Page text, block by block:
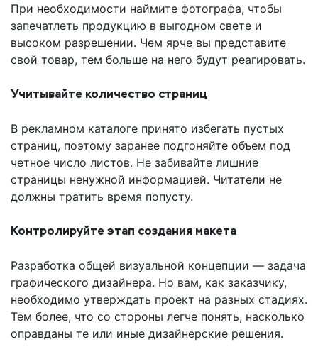
При необходимости наймите фотографа, чтобы
запечатлеть продукцию в выгодном свете и
высоком разрешении. Чем ярче вы представите
свой товар, тем больше на него будут реагировать.
Учитывайте количество страниц
В рекламном каталоге принято избегать пустых
страниц, поэтому заранее подгоняйте объем под
четное число листов. Не забивайте лишние
страницы ненужной информацией. Читатели не
должны тратить время попусту.
Контролируйте этап создания макета
Разработка общей визуальной концепции — задача
графического дизайнера. Но вам, как заказчику,
необходимо утверждать проект на разных стадиях.
Тем более, что со стороны легче понять, насколько
оправданы те или иные дизайнерские решения.